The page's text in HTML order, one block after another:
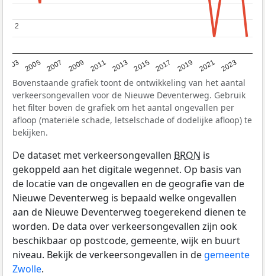
2003 2005 2007 2009 2011 2013 2015 2017 2019 2021 2023
2
2
Bovenstaande grafiek toont de ontwikkeling van het aantal
verkeersongevallen voor de Nieuwe Deventerweg. Gebruik
het filter boven de grafiek om het aantal ongevallen per
afloop (materiële schade, letselschade of dodelijke afloop) te
bekijken.
De dataset met verkeersongevallen BRON is
gekoppeld aan het digitale wegennet. Op basis van
de locatie van de ongevallen en de geografie van de
Nieuwe Deventerweg is bepaald welke ongevallen
aan de Nieuwe Deventerweg toegerekend dienen te
worden. De data over verkeersongevallen zijn ook
beschikbaar op postcode, gemeente, wijk en buurt
niveau. Bekijk de verkeersongevallen in de gemeente
Zwolle.